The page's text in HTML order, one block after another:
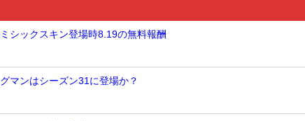
シックスキン登場時8.19の無料報酬
マンはシーズン31に登場か？